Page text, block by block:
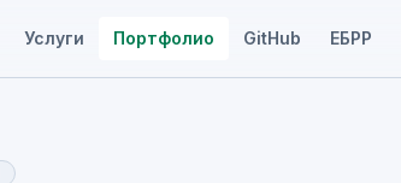
Услуги Портфолио GitHub ЕБРР